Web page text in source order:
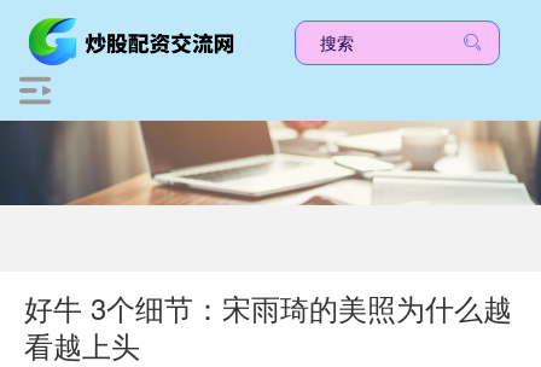
好牛 3个细节：宋雨琦的美照为什么越
看越上头